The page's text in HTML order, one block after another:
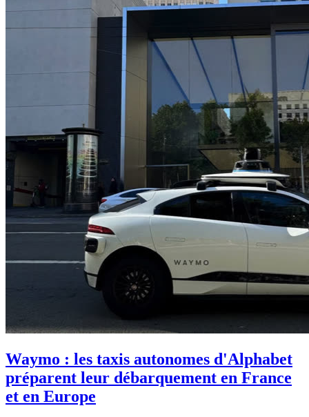
Waymo : les taxis autonomes d'Alphabet
préparent leur débarquement en France
et en Europe